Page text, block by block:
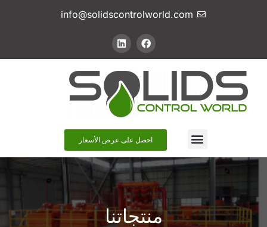
info@solidscontrolworld.com
احصل على عرض الأسعار
منتجاتنا